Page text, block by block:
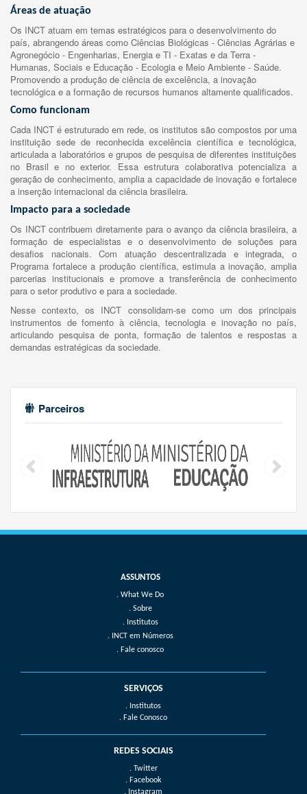
Áreas de atuação
Os INCT atuam em temas estratégicos para o desenvolvimento do
país, abrangendo áreas como Ciências Biológicas - Ciências Agrárias e
Agronegócio - Engenharias, Energia e TI - Exatas e da Terra -
Humanas, Sociais e Educação - Ecologia e Meio Ambiente - Saúde.
Promovendo a produção de ciência de excelência, a inovação
tecnológica e a formação de recursos humanos altamente qualificados.
Como funcionam
Cada INCT é estruturado em rede, os institutos são compostos por uma
instituição sede de reconhecida excelência científica e tecnológica,
articulada a laboratórios e grupos de pesquisa de diferentes instituições
no Brasil e no exterior. Essa estrutura colaborativa potencializa a
geração de conhecimento, amplia a capacidade de inovação e fortalece
a inserção internacional da ciência brasileira.
Impacto para a sociedade
Os INCT contribuem diretamente para o avanço da ciência brasileira, a
formação de especialistas e o desenvolvimento de soluções para
desafios nacionais. Com atuação descentralizada e integrada, o
Programa fortalece a produção científica, estimula a inovação, amplia
parcerias institucionais e promove a transferência de conhecimento
para o setor produtivo e para a sociedade.
Nesse contexto, os INCT consolidam-se como um dos principais
instrumentos de fomento à ciência, tecnologia e inovação no país,
articulando pesquisa de ponta, formação de talentos e respostas a
demandas estratégicas da sociedade.
Parceiros
What We Do
Sobre
Institutos
INCT em Números
Fale conosco
SERVIÇOS
. Institutos
. Fale Conosco
REDES SOCIAIS
. Twitter
. Facebook
. Instagram